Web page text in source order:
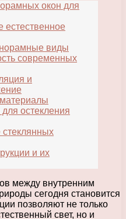
окон для
естественное
виды
современных
и
остекления
стеклянных
и их
между внутренним
сегодня становится
позволяют не только
свет, но и